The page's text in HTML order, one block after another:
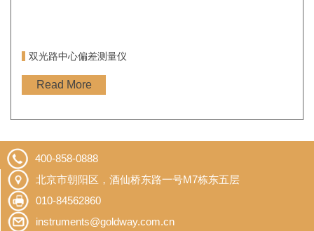
双光路中心偏差测量仪
Read More
400-858-0888
北京市朝阳区，酒仙桥东路一号M7栋东五层
010-84562860
instruments@goldway.com.cn